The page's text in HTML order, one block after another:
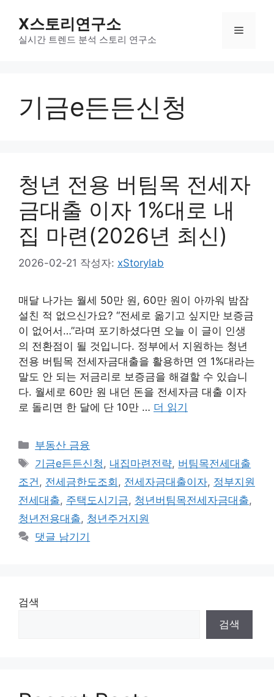
X스토리연구소
실시간 트렌드 분석 스토리 연구소
메
기금e든든신청
청년 전용 버팀목 전세자
금대출 이자 1%대로 내
집 마련(2026년 최신)
2026-02-21 작성자: xStorylab
매달 나가는 월세 50만 원, 60만 원이 아까워 밤잠
설친 적 없으신가요? “전세로 옮기고 싶지만 보증금
이 없어서…”라며 포기하셨다면 오늘 이 글이 인생
의 전환점이 될 것입니다. 정부에서 지원하는 청년
전용 버팀목 전세자금대출을 활용하면 연 1%대라는
말도 안 되는 저금리로 보증금을 해결할 수 있습니
다. 월세로 60만 원 내던 돈을 전세자금 대출 이자
로 돌리면 한 달에 단 10만 … 더 읽기
카
테
고
리
부동산 금융
태
그
기금e든든신청 , 내집마련전략, 버팀목전세대출
조건 , 전세금한도조회 , 전세자금대출이자, 정부지원
전세대출, 주택도시기금, 청년버팀목전세자금대출,
청년전용대출, 청년주거지원
댓글 남기기
검색
검색